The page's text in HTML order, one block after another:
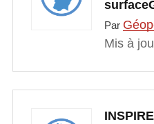
Par
Mis à